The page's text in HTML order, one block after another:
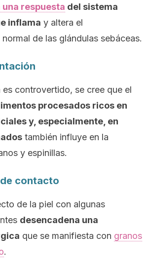
respuesta del sistema
inflama y altera el
de las glándulas sebáceas.
es controvertido, se cree que el
procesados ricos en
y, especialmente, en
también influye en la
y espinillas.
contacto
de la piel con algunas
desencadena una
que se manifiesta con granos
.